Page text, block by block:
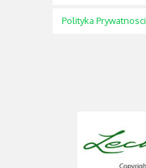
Polityka Prywatnosci